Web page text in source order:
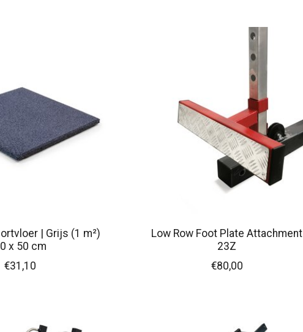
| Grijs (1 m²)
x 50 cm
€31,10
Low Row Foot Plate Attachment
23Z
€80,00